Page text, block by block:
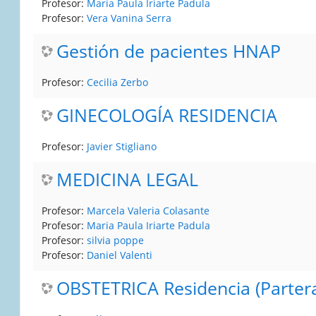
Profesor: Maria Paula Iriarte Padula
Profesor: Vera Vanina Serra
Gestión de pacientes HNAP
Profesor: Cecilia Zerbo
GINECOLOGÍA RESIDENCIA
Profesor: Javier Stigliano
MEDICINA LEGAL
Profesor: Marcela Valeria Colasante
Profesor: Maria Paula Iriarte Padula
Profesor: silvia poppe
Profesor: Daniel Valenti
OBSTETRICA Residencia